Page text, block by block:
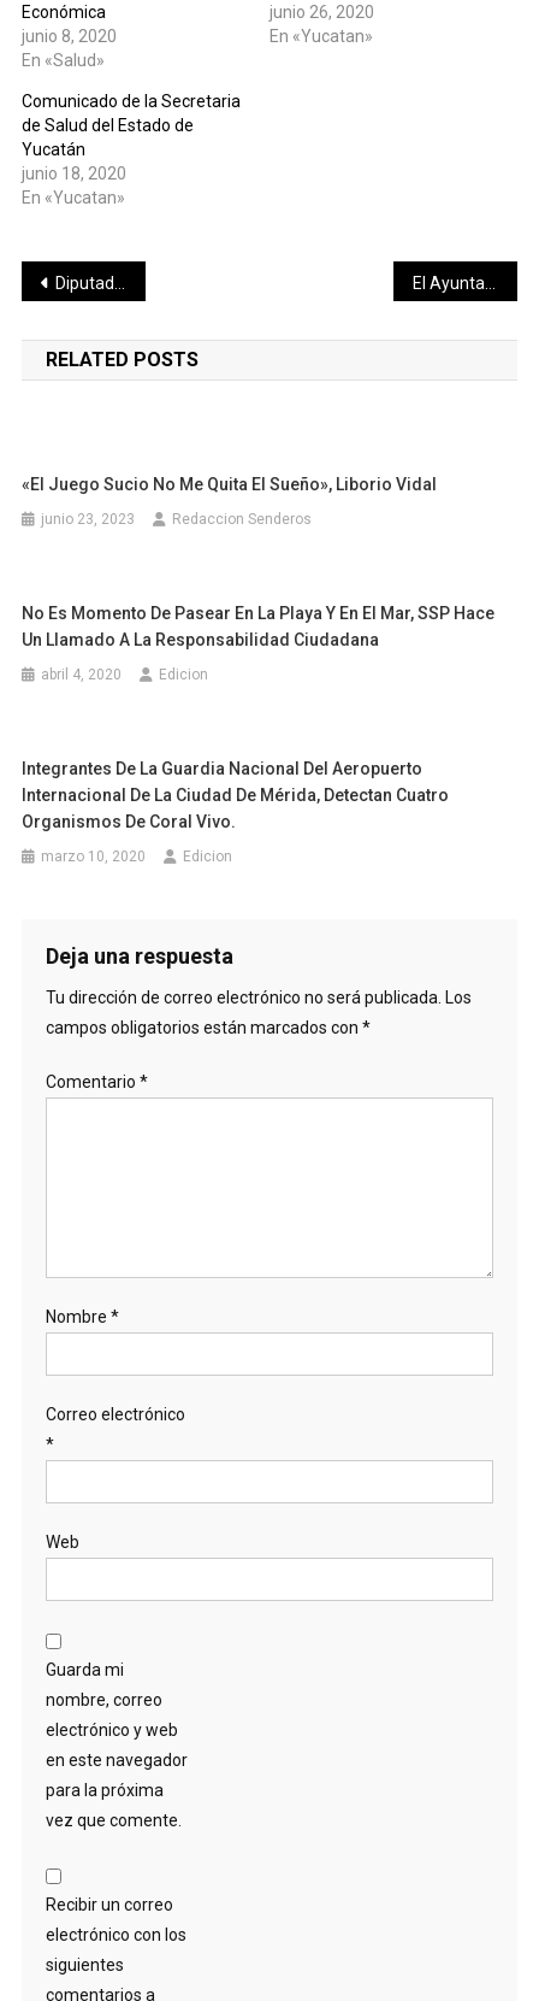
Económica
junio 8, 2020
En «Salud»
junio 26, 2020
En «Yucatan»
Comunicado de la Secretaria
de Salud del Estado de
Yucatán
junio 18, 2020
En «Yucatan»
Navegación
de
entradas
Diputada solicita informe sobre una detención ilegal en Progreso
RELATED POSTS
«El Juego Sucio No Me Quita El Sueño», Liborio Vidal
junio 23, 2023 Redaccion Senderos
No Es Momento De Pasear En La Playa Y En El Mar, SSP Hace
Un Llamado A La Responsabilidad Ciudadana
abril 4, 2020 Edicion
Integrantes De La Guardia Nacional Del Aeropuerto
Internacional De La Ciudad De Mérida, Detectan Cuatro
Organismos De Coral Vivo.
marzo 10, 2020 Edicion
Deja una respuesta
Tu dirección de correo electrónico no será publicada. Los
campos obligatorios están marcados con *
Comentario *
Nombre *
Correo electrónico
*
Web
Guarda mi
nombre, correo
electrónico y web
en este navegador
para la próxima
vez que comente.
Recibir un correo
electrónico con los
siguientes
comentarios a